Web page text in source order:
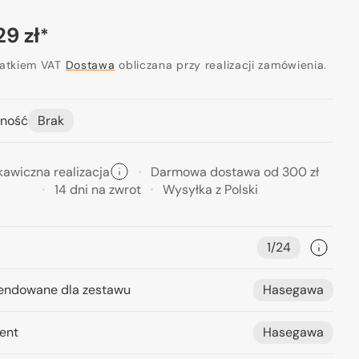
galerii
zł*
VAT Dostawa obliczana przy realizacji zamówienia.
Brak
realizacja
Darmowa dostawa od 300 zł
14 dni na zwrot
Wysyłka z Polski
1/24
dla zestawu Hasegawa
Hasegawa